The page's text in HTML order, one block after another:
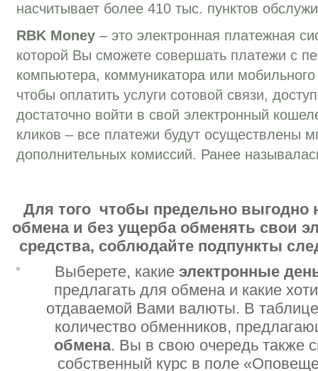
насчитывает более 410 тыс. пунктов
RBK Money – это электронная платежная
которой Вы сможете совершать платежи с
компьютера, коммуникатора или
чтобы оплатить услуги сотовой связи,
достаточно войти в свой электронный
кликов – все платежи будут осуществлены
дополнительных комиссий. Ранее
Для того чтобы предельно выгодно
обмена и без ущерба обменять свои
средства, соблюдайте подпункты
Выберете, какие электронные
предлагать для обмена и какие
отдаваемой Вами валюты. В таблице
количество обменников,
обмена. Вы в свою очередь также
собственный курс в поле